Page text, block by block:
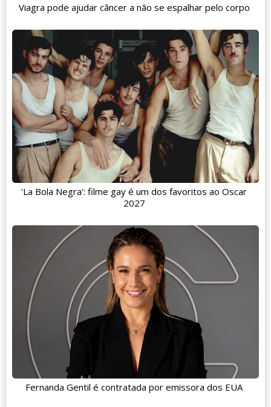
Viagra pode ajudar câncer a não se espalhar pelo corpo
'La Bola Negra': filme gay é um dos favoritos ao Oscar
2027
Fernanda Gentil é contratada por emissora dos EUA